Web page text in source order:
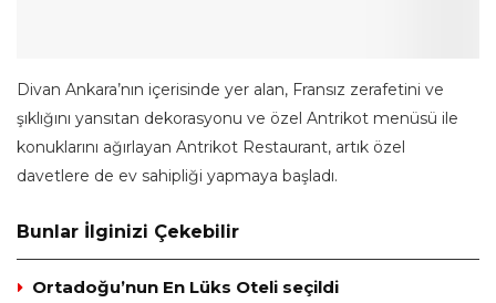
Divan Ankara’nın içerisinde yer alan, Fransız zerafetini ve
şıklığını yansıtan dekorasyonu ve özel Antrikot menüsü ile
konuklarını ağırlayan Antrikot Restaurant, artık özel
davetlere de ev sahipliği yapmaya başladı.
Bunlar İlginizi Çekebilir
Ortadoğu’nun En Lüks Oteli seçildi